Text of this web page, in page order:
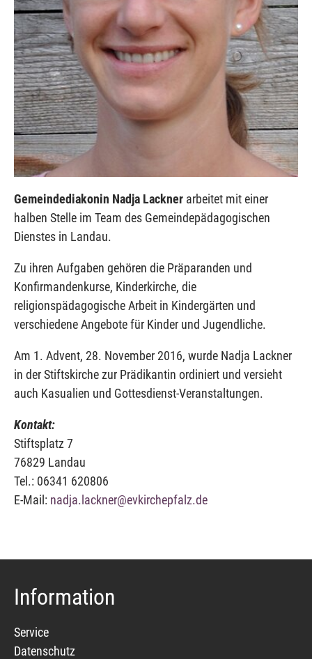
Gemeindediakonin Nadja Lackner arbeitet mit einer
halben Stelle im Team des Gemeindepädagogischen
Dienstes in Landau.
Zu ihren Aufgaben gehören die Präparanden und
Konfirmandenkurse, Kinderkirche, die
religionspädagogische Arbeit in Kindergärten und
verschiedene Angebote für Kinder und Jugendliche.
Am 1. Advent, 28. November 2016, wurde Nadja Lackner
in der Stiftskirche zur Prädikantin ordiniert und versieht
auch Kasualien und Gottesdienst-Veranstaltungen.
Kontakt:
Stiftsplatz 7
76829 Landau
Tel.: 06341 620806
E-Mail: nadja.lackner@evkirchepfalz.de
Information
Service
Datenschutz